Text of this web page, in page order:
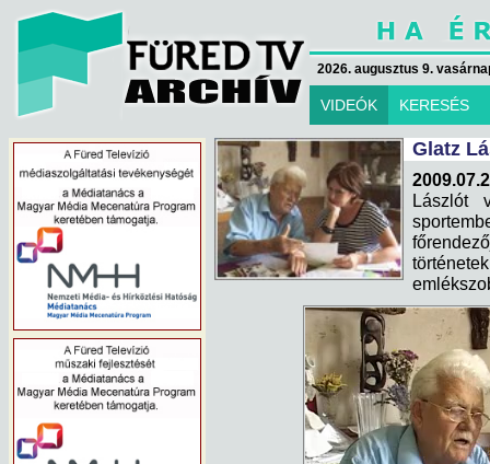
2026. augusztus 9.
VIDEÓK KERESÉS
Glatz
Lászlót